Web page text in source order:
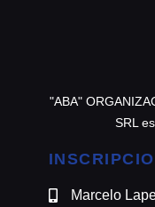
"ABA"
SRL
Marcelo